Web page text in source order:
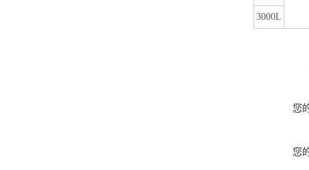
3000L
您
您